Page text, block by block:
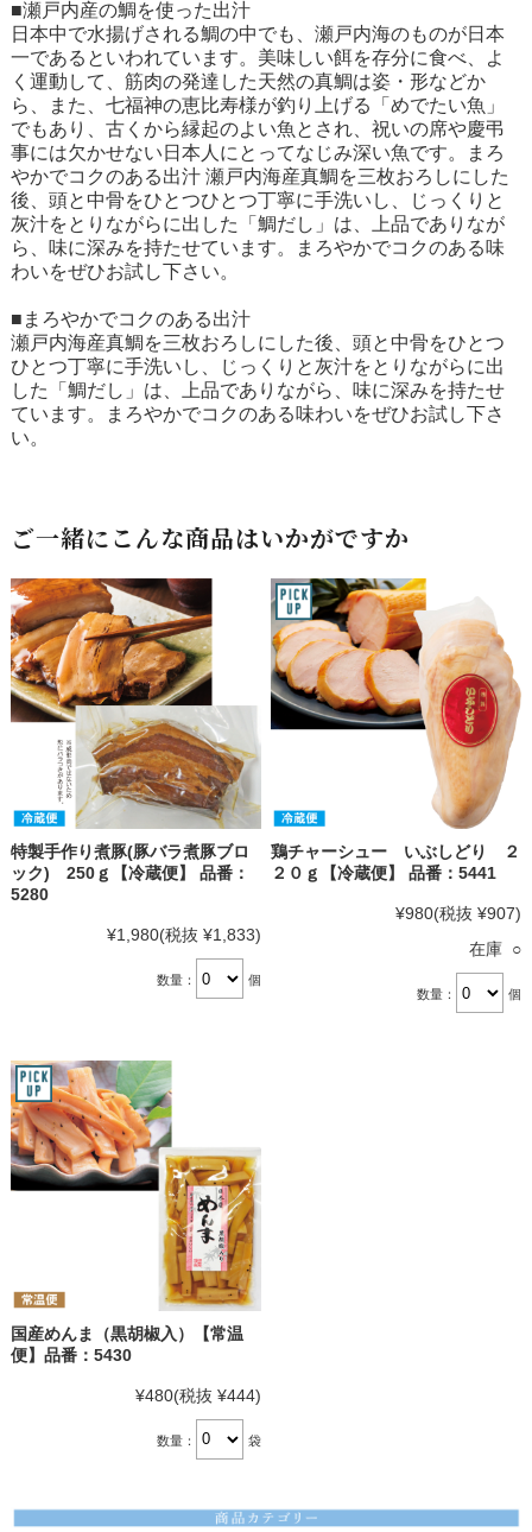
■瀬戸内産の鯛を使った出汁
日本中で水揚げされる鯛の中でも、瀬戸内海のものが日本
一であるといわれています。美味しい餌を存分に食べ、よ
く運動して、筋肉の発達した天然の真鯛は姿・形などか
ら、また、七福神の恵比寿様が釣り上げる「めでたい魚」
でもあり、古くから縁起のよい魚とされ、祝いの席や慶弔
事には欠かせない日本人にとってなじみ深い魚です。まろ
やかでコクのある出汁 瀬戸内海産真鯛を三枚おろしにした
後、頭と中骨をひとつひとつ丁寧に手洗いし、じっくりと
灰汁をとりながらに出した「鯛だし」は、上品でありなが
ら、味に深みを持たせています。まろやかでコクのある味
わいをぜひお試し下さい。
■まろやかでコクのある出汁
瀬戸内海産真鯛を三枚おろしにした後、頭と中骨をひとつ
ひとつ丁寧に手洗いし、じっくりと灰汁をとりながらに出
した「鯛だし」は、上品でありながら、味に深みを持たせ
ています。まろやかでコクのある味わいをぜひお試し下さ
い。
ご一緒にこんな商品はいかがですか
特製手作り煮豚(豚バラ煮豚ブロ
ック) 250ｇ【冷蔵便】 品番：
5280
¥1,980(税抜 ¥1,833)
数量： 個
鶏チャーシュー いぶしどり ２
２０ｇ【冷蔵便】 品番：5441
¥980(税抜 ¥907)
在庫 ○
数量： 個
国産めんま（黒胡椒入）【常温
便】品番：5430
¥480(税抜 ¥444)
数量： 袋